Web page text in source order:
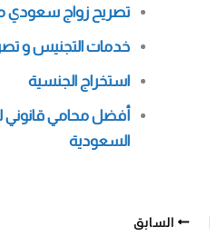
تصريح زواج سعودي
خدمات التجنيس و
استخراج الجنسية
أفضل محامي قانوني
السعودية
السابق